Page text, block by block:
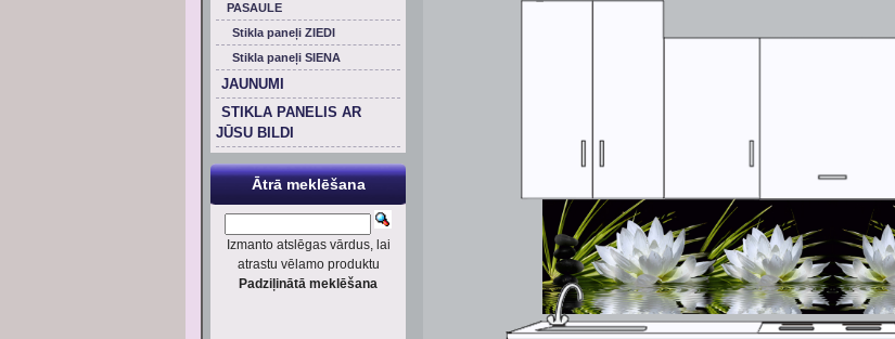
PASAULE
Stikla paneļi ZIEDI
Stikla paneļi SIENA
JAUNUMI
STIKLA PANELIS AR
JŪSU BILDI
Ātrā meklēšana
Izmanto atslēgas vārdus, lai
atrastu vēlamo produktu
Padziļinātā meklēšana